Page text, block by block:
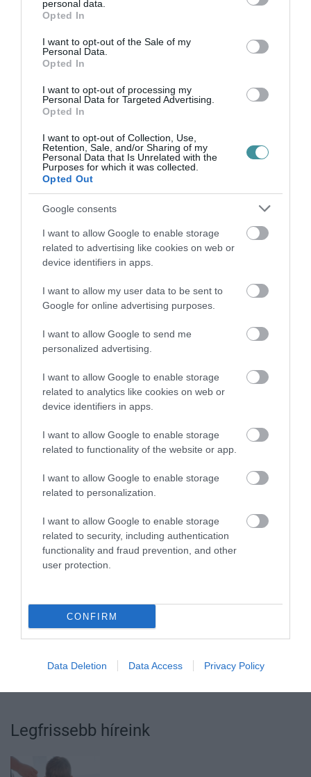
grant or deny consent to Google and its third-party tags to
use your data for below specified purposes in below Google
consent section.
personal data.
Opted In
I want to opt-out of the Sale of my
Personal Data.
Opted In
I want to opt-out of processing my
Personal Data for Targeted Advertising.
Opted In
I want to opt-out of Collection, Use,
Retention, Sale, and/or Sharing of my
Personal Data that Is Unrelated with the
Purposes for which it was collected.
Opted Out
Google consents
I want to allow Google to enable storage
related to advertising like cookies on web or
device identifiers in apps.
I want to allow my user data to be sent to
Google for online advertising purposes.
I want to allow Google to send me
personalized advertising.
I want to allow Google to enable storage
related to analytics like cookies on web or
device identifiers in apps.
I want to allow Google to enable storage
related to functionality of the website or app.
I want to allow Google to enable storage
related to personalization.
I want to allow Google to enable storage
related to security, including authentication
functionality and fraud prevention, and other
user protection.
CONFIRM
Data Deletion Data Access Privacy Policy
a magyar és a nemzetközi kulturális életnek.
Továbbá az egyetem minden munkatársának
és hallgatójának megköszönte azt a munkát,
amely hozzájárult a kitüntetés elnyeréséhez.
Az egyetem további két kategóriában is a
döntősök között szerepelt: a karitatív
tevékenység területén, valamint a sikeres
felvételi kampány megvalósításáért. Az
elismerést és a 10 millió forintos támogatást az
egri egyetem képviselői Dr. Patjtókné Dr. Tari
Ilona, rektor, Dr. Váczy Kálmán Zoltán,
általános rektorhelyettes, és Elek Liliána az
Forrás: uni-eszterhazy.hu
Ne maradjon le a legfrissebb hírekről, kövessen
bennünket az EGRI ÜGYEK Google Hírek oldalán!
VISSZA A FŐOLDALRA
Legfrissebb híreink